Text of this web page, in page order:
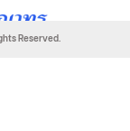
Reserved.